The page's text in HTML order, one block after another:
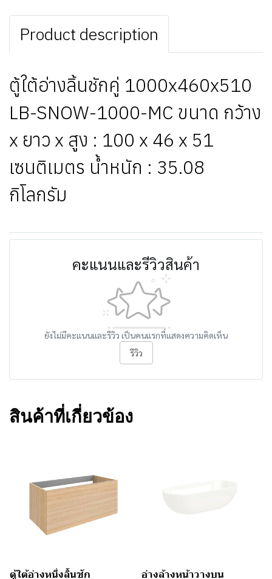
Product description
ตู้ใต้อ่างลิ้นชักคู่ 1000x460x510
LB-SNOW-1000-MC ขนาด กว้าง
x ยาว x สูง : 100 x 46 x 51
เซนติเมตร น้ำหนัก : 35.08
กิโลกรัม
คะแนนและรีวิวสินค้า
ยังไม่มีคะแนนและรีวิว เป็นคนแรกที่แสดงความคิดเห็น
รีวิว
สินค้าที่เกี่ยวข้อง
ตู้ใต้อ่างหนึ่งลิ้นชัก
อ่างล้างหน้าวางบน